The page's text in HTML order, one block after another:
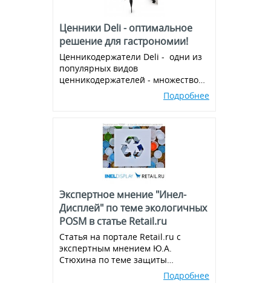
Ценники Deli - оптимальное
решение для гастрономии!
Ценникодержатели Deli - одни из
популярных видов
ценникодержателей - множество
вариантов и комбинаций, всегда в
Подробнее
Экспертное мнение "Инел-
Дисплей" по теме экологичных
POSM в статье Retail.ru
Статья на портале Retail.ru с
экспертным мнением Ю.А.
Стюхина по теме защиты
окружающей среды, производства
Подробнее